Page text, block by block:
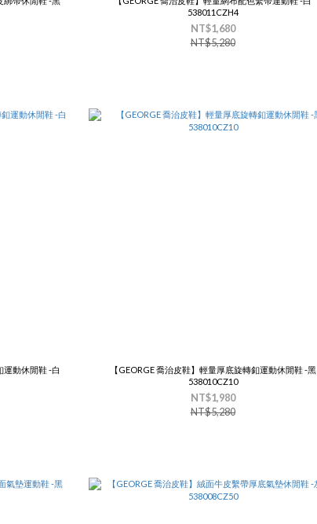
538011CZH4
NT$1,680
NT$5,280
運動休閒鞋 -白
【GEORGE 喬治皮鞋】輕量厚底旋轉釦運動休閒鞋 -黑
538010CZ10
NT$1,980
NT$5,280